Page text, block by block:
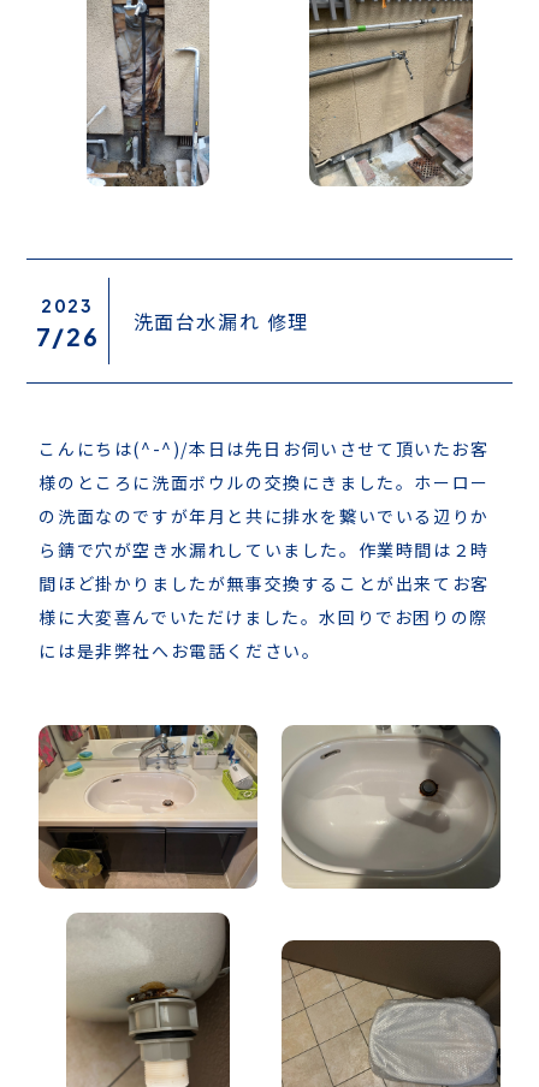
2023
7/26 洗面台水漏れ 修理
こんにちは(^-^)/本日は先日お伺いさせて頂いたお客
様のところに洗面ボウルの交換にきました。ホーロー
の洗面なのですが年月と共に排水を繋いでいる辺りか
ら錆で穴が空き水漏れしていました。作業時間は２時
間ほど掛かりましたが無事交換することが出来てお客
様に大変喜んでいただけました。水回りでお困りの際
には是非弊社へお電話ください。